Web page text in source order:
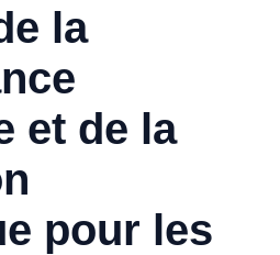
la
et de la
pour les